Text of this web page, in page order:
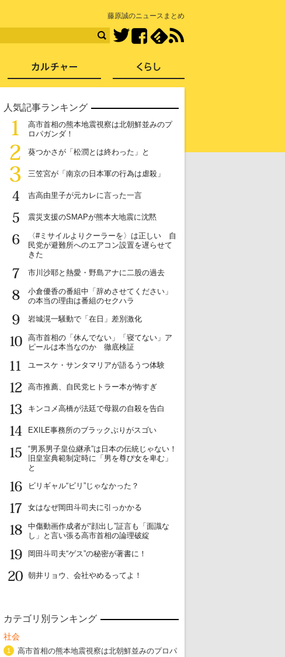
藤原誠のニュースまとめ
TwitterFacebook
人気記事ランキング
1
高市首相の熊本地震視察は北朝鮮並みのプ
ロパガンダ！
2
葵つかさが「松潤とは終わった」と
3
三笠宮が「南京の日本軍の行為は虐殺」
4
吉高由里子が元カレに言った一言
5
震災支援のSMAPが熊本大地震に沈黙
6
〈#ミサイルよりクーラーを〉は正しい 自
民党が避難所へのエアコン設置を遅らせて
きた
7
市川沙耶と熱愛・野島アナに二股の過去
8
小倉優香の番組中「辞めさせてください」
の本当の理由は番組のセクハラ
9
岩城滉一騒動で「在日」差別激化
10
高市首相の「休んでない」「寝てない」ア
ピールは本当なのか 徹底検証
11
ユースケ・サンタマリアが語るうつ体験
12
高市推薦、自民党ヒトラー本が怖すぎ
13
キンコメ高橋が法廷で母親の自殺を告白
14
EXILE事務所のブラックぶりがスゴい
15
“男系男子皇位継承”は日本の伝統じゃない！
旧皇室典範制定時に「男を尊び女を卑む」
と
16
ビリギャル“ビリ”じゃなかった？
17
女はなぜ岡田斗司夫に引っかかる
18
中傷動画作成者が“顔出し”証言も「面識な
し」と言い張る高市首相の論理破綻
19
岡田斗司夫“ゲス”の秘密が著書に！
20
朝井リョウ、会社やめるってよ！
カテゴリ別ランキング
社会
1
高市首相の熊本地震視察は北朝鮮並みのプロパ
社会